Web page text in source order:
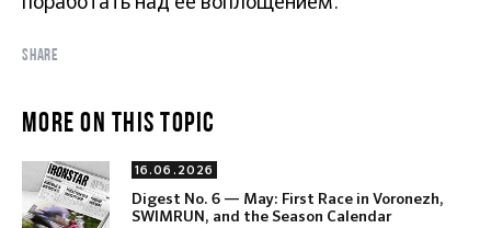
SHARE
MORE ON THIS TOPIC
16.06.2026
Digest No. 6 — May: First Race in Voronezh,
SWIMRUN, and the Season Calendar